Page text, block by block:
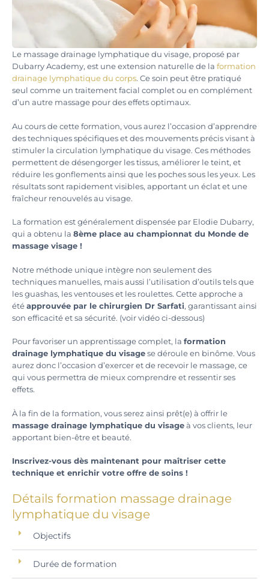
Le massage drainage lymphatique du visage, proposé par
Dubarry Academy, est une extension naturelle de la formation
drainage lymphatique du corps. Ce soin peut être pratiqué
seul comme un traitement facial complet ou en complément
d’un autre massage pour des effets optimaux.
Au cours de cette formation, vous aurez l’occasion d’apprendre
des techniques spécifiques et des mouvements précis visant à
stimuler la circulation lymphatique du visage. Ces méthodes
permettent de désengorger les tissus, améliorer le teint, et
réduire les gonflements ainsi que les poches sous les yeux. Les
résultats sont rapidement visibles, apportant un éclat et une
fraîcheur renouvelés au visage.
La formation est généralement dispensée par Elodie Dubarry,
qui a obtenu la 8ème place au championnat du Monde de
massage visage !
Notre méthode unique intègre non seulement des
techniques manuelles, mais aussi l’utilisation d’outils tels que
les guashas, les ventouses et les roulettes. Cette approche a
étéapprouvée par le chirurgien Dr Sarfati, garantissant ainsi
son efficacité et sa sécurité. (voir vidéo ci-dessous)
Pour favoriser un apprentissage complet, la formation
drainage lymphatique du visagese déroule en binôme. Vous
aurez donc l’occasion d’exercer et de recevoir le massage, ce
qui vous permettra de mieux comprendre et ressentir ses
effets.
À la fin de la formation, vous serez ainsi prêt(e) à offrir le
massage drainage lymphatique du visageà vos clients, leur
apportant bien-être et beauté.
Inscrivez-vous dès maintenant pour maîtriser cette
technique et enrichir votre offre de soins !
Détails formation massage drainage
lymphatique du visage
Objectifs
Durée de formation